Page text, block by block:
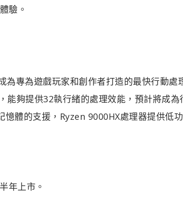
驗。
專為遊戲玩家和創作者打造的最快行動處
夠提供32執行緒的處理效能，預計將成為
體的支援，Ryzen 9000HX處理器提供低
年上市。